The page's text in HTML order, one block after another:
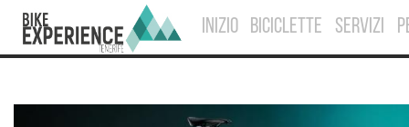
INIZIO BICICLETTE SERVIZI